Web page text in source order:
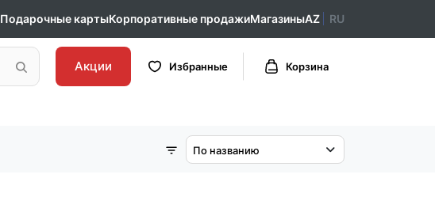
Подарочные картыКорпоративные продажиМагазиныAZ RU
Акции Избранные Корзина
По названию